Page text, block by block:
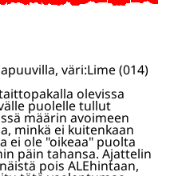
väri:Lime (014)
olevissa
puolelle tullut
määrin avoimeen
minkä ei kuitenkaan
ei ole "oikeaa" puolta
päin tahansa. Ajattelin
pois ALEhintaan,